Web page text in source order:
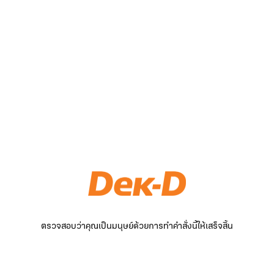
ตรวจสอบว่าคุณเป็นมนุษย์ด้วยการทำคำสั่งนี้ให้เสร็จสิ้น